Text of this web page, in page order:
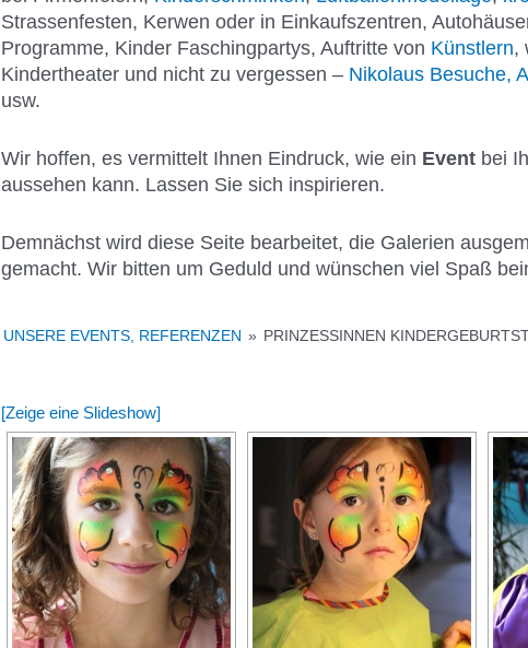
Strassenfesten, Kerwen oder in Einkaufszentren,
Programme, Kinder Faschingpartys, Auftritte von Künstlern,
Kindertheater und nicht zu vergessen – Nikolaus Besuche,
usw.
Wir hoffen, es vermittelt Ihnen Eindruck, wie ein Event bei
aussehen kann. Lassen Sie sich inspirieren.
Demnächst wird diese Seite bearbeitet, die Galerien
gemacht. Wir bitten um Geduld und wünschen viel Spaß
UNSERE EVENTS, REFERENZEN » PRINZESSINNEN
[Zeige eine Slideshow]